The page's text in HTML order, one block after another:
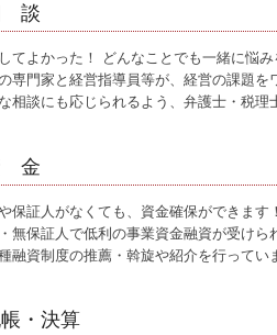
談
てよかった！ どんなことでも一緒に悩み
専門家と経営指導員等が、経営の課題
相談にも応じられるよう、弁護士・税理
金
保証人がなくても、資金確保ができます
無保証人で低利の事業資金融資が受け
融資制度の推薦・斡旋や紹介を行ってい
・決算